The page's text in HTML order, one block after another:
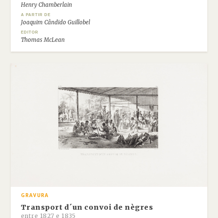
Henry Chamberlain
A PARTIR DE
Joaquim Cândido Guillobel
EDITOR
Thomas McLean
GRAVURA
Transport d´un convoi de nègres
entre 1827 e 1835